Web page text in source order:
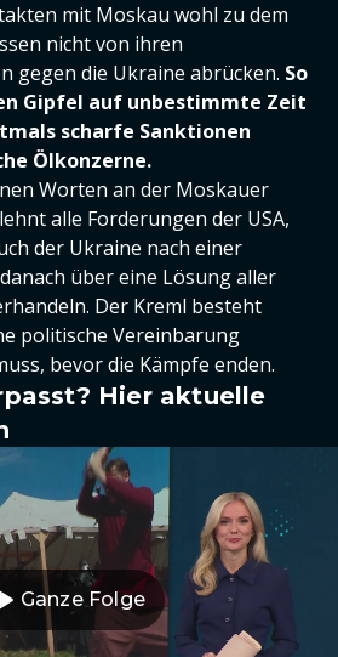
mit Moskau wohl zu dem
nicht von ihren
gegen die Ukraine abrücken. So
Gipfel auf unbestimmte Zeit
scharfe Sanktionen
Ölkonzerne.
Worten an der Moskauer
alle Forderungen der USA,
der Ukraine nach einer
über eine Lösung aller
Der Kreml besteht
politische Vereinbarung
bevor die Kämpfe enden.
Hier aktuelle
Ganze Folge